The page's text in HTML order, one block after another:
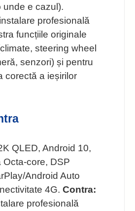
unde e cazul).
profesională
funcțiile originale
steering wheel
senzori) și pentru
corectă a ieșirilor
QLED, Android 10,
Octa-core, DSP
Android Auto
4G.Contra:
profesională